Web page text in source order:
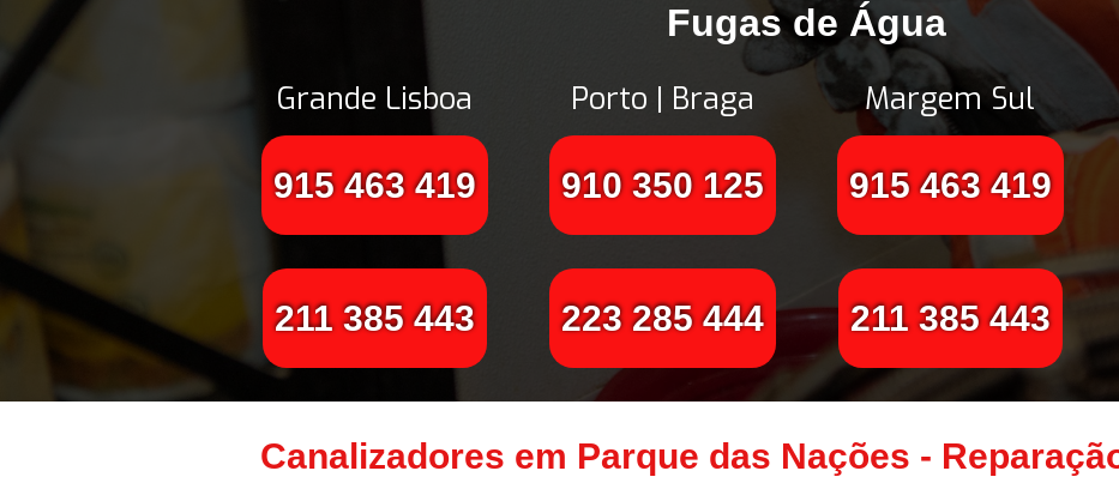
Fugas de Água
Grande Lisboa
915 463 419
211 385 443
Porto | Braga
910 350 125
223 285 444
Margem Sul
915 463 419
211 385 443
Canalizadores em Parque das Nações -